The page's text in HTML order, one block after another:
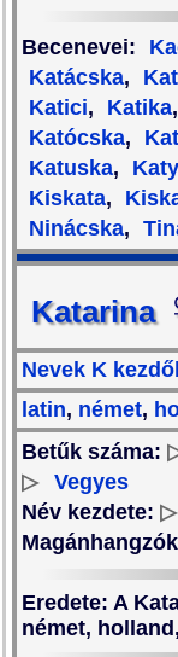
Becenevei:
Katácska,
Katici, Katika,
Katócska,
Katuska,
Kiskata,
Ninácska,
Katarina
Nevek K
latin, német,
Betűk száma:
▷
Vegyes
Név kezdete: ▷
Eredete: A
német,